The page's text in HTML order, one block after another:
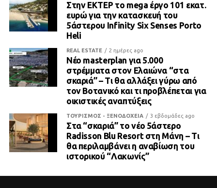
Στην ΕΚΤΕΡ το mega έργο 101 εκατ.
ευρώ για την κατασκευή του
5άστερου Infinity Six Senses Porto
Heli
REAL ESTATE 2 ημέρες ago
Νέο masterplan για 5.000
στρέμματα στον Ελαιώνα “στα
σκαριά” – Τι θα αλλάξει γύρω από
τον Βοτανικό και τι προβλέπεται για
οικιστικές αναπτύξεις
ΤΟΥΡΙΣΜΟΣ - ΞΕΝΟΔΟΧΕΙΑ 3 εβδομάδες ago
Στα “σκαριά” το νέο 5άστερο
Radisson Blu Resort στη Μάνη – Τι
θα περιλαμβάνει η αναβίωση του
ιστορικού “Λακωνίς”